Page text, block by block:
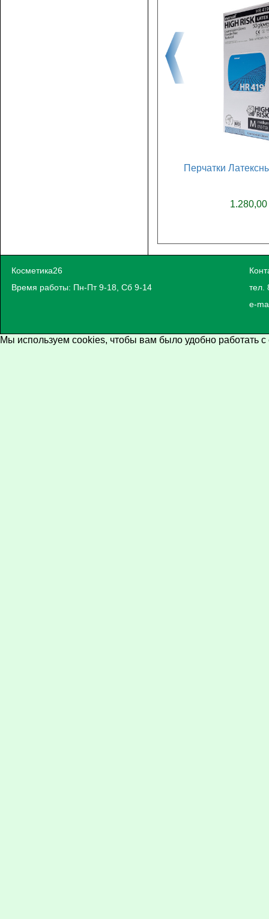
Перчатки
1.280,00
Косметика26
Время работы: Пн-Пт 9-18, Сб 9-14
тел.
e-
Мы используем cookies, чтобы вам было удобно работать с